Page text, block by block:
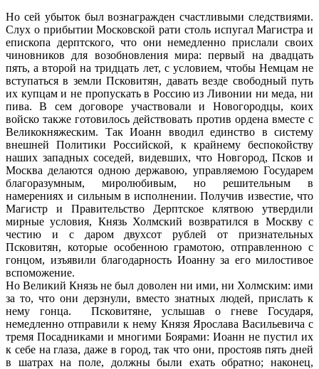
Но сей убыток был вознагражден счастливыми следствиями.
Слух о прибытии Московской рати столь испугал Магистра и
епископа дерптского, что они немедленно прислали своих
чиновников для возобновления мира: первый на двадцать
пять, а второй на тридцать лет, с условием, чтобы Немцам не
вступаться в земли Псковитян, давать везде свободный путь
их купцам и не пропускать в Россию из Ливонии ни меда, ни
пива. В сем договоре участвовали и Новогородцы, коих
войско также готовилось действовать против ордена вместе с
Великокняжеским. Так Иоанн вводил единство в систему
внешней Политики Российской, к крайнему беспокойству
наших западных соседей, видевших, что Новгород, Псков и
Москва делаются одною державою, управляемою Государем
благоразумным, миролюбивым, но решительным в
намерениях и сильным в исполнении. Получив известие, что
Магистр и Правительство Дерптское клятвою утвердили
мирные условия, Князь Холмский возвратился в Москву с
честию и с даром двухсот рублей от признательных
Псковитян, которые особенною грамотою, отправленною с
гонцом, изъявили благодарность Иоанну за его милостивое
вспоможение.
Но Великий Князь не был доволен ни ими, ни Холмским: ими
за то, что они дерзнули, вместо знатных людей, прислать к
нему гонца. Псковитяне, услышав о гневе Государя,
немедленно отправили к нему Князя Ярослава Васильевича с
тремя Посадниками и многими Боярами: Иоанн не пустил их
к себе на глаза, даже в город, так что они, простояв пять дней
в шатрах на поле, должны были ехать обратно; наконец,